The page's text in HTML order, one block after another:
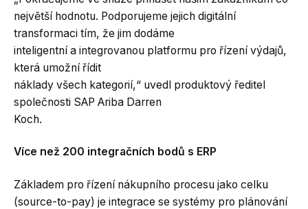
největší hodnotu. Podporujeme jejich digitální
transformaci tím, že jim dodáme
inteligentní a integrovanou platformu pro řízení výdajů,
která umožní řídit
náklady všech kategorií,“ uvedl produktový ředitel
společnosti SAP Ariba Darren
Koch.
Více než 200 integračních bodů s ERP
Základem pro řízení nákupního procesu jako celku
(source-to-pay) je integrace se systémy pro plánování